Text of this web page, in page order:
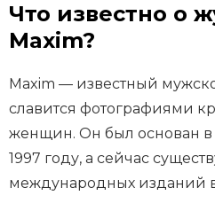
Что известно о
Maxim?
Maxim — известный
славится фотографиями
женщин. Он был основан
1997 году, а сейчас
международных изданий